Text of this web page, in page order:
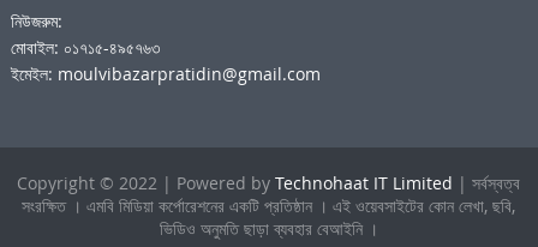
নিউজরুম:
মোবাইল: ০১৭১৫-৪৯৫৭৬৩
ইমেইল: moulvibazarpratidin@gmail.com
Copyright © 2022 | Powered byTechnohaat IT Limited | সর্বস্বত্ব
সংরক্ষিত । এমবি মিডিয়া কর্পোরেশনের একটি প্রতিষ্ঠান । এই ওয়েবসাইটের কোন লেখা, ছবি,
ভিডিও অনুমতি ছাড়া ব্যবহার বেআইনি ।